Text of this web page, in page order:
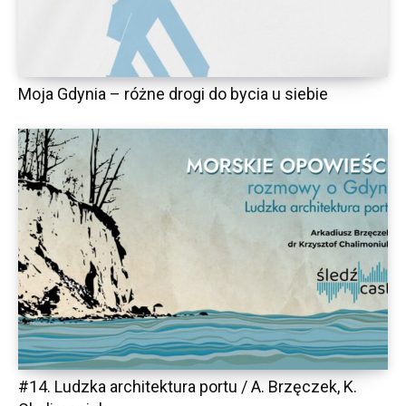
Moja Gdynia – różne drogi do bycia u siebie
#14. Ludzka architektura portu / A. Brzęczek, K.